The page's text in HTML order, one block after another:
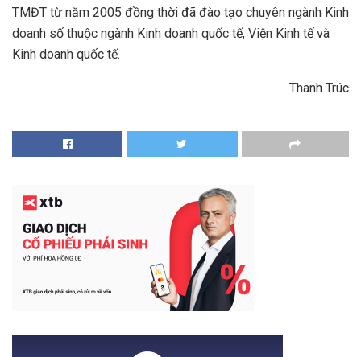
TMĐT từ năm 2005 đồng thời đã đào tạo chuyên ngành Kinh
doanh số thuộc ngành Kinh doanh quốc tế, Viện Kinh tế và
Kinh doanh quốc tế.
Thanh Trúc